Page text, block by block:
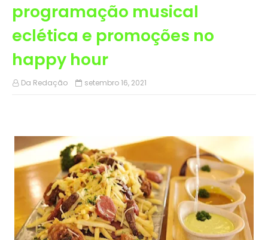
programação musical
eclética e promoções no
happy hour
Da Redação setembro 16, 2021